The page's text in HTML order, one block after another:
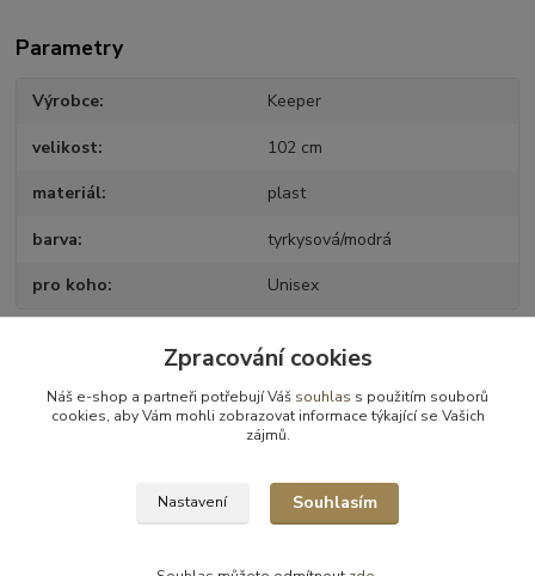
Parametry
Výrobce Keeper
velikost 102 cm
materiál plast
barva tyrkysová/modrá
pro koho Unisex
Zboží zařazeno v kategoriích
Koupelna
Zpracování cookies
Náš e-shop a partneři potřebují Váš souhlas s použitím souborů
cookies, aby Vám mohli zobrazovat informace týkající se Vašich
zájmů.
Nastavení Souhlasím